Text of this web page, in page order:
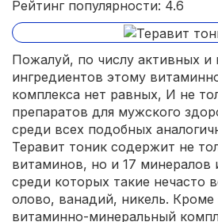
Рейтинг популярности: 4.6
Пожалуй, по числу активных и
ингредиентов этому
комплекса нет равных, И не
препаратов для мужского
среди всех подобных
Теравит тоник содержит не
витаминов, но и 17 минералов
среди которых такие нечасто
олово, ванадий, никель. Кроме
витаминно-минеральный